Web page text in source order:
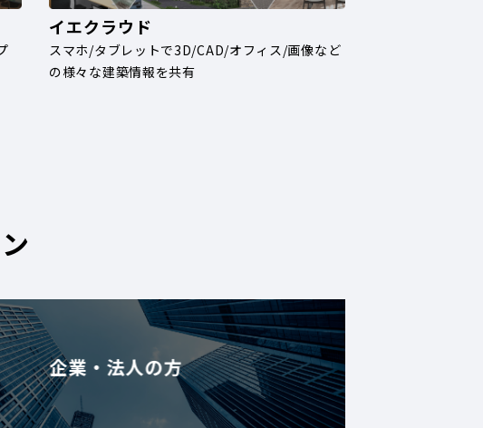
イエクラウド
スマホ/タブレットで3D/CAD/オフィス/画像など
の様々な建築情報を共有
企業・法人の方